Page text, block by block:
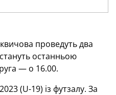
проведуть два
останньою
— о 16.00.
(U-19) із футзалу. За